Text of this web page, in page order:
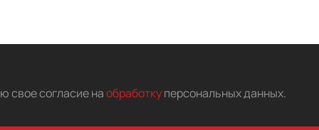
свое согласие наобработку персональных данных.